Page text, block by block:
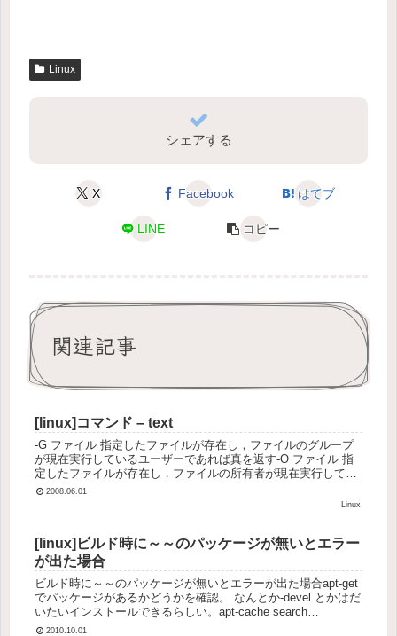
Linux
シェアする
X Facebook はてブ
LINE コピー
関連記事
[linux]コマンド – text
-G ファイル 指定したファイルが存在し，ファイルのグループ
が現在実行しているユーザーであれば真を返す-O ファイル 指
定したファイルが存在し，ファイルの所有者が現在実行してい
るユーザーであれば真を返す-S ファイル 指定したファイルが
2008.06.01
Linux
[linux]ビルド時に～～のパッケージが無いとエラー
が出た場合
ビルド時に～～のパッケージが無いとエラーが出た場合apt-get
でパッケージがあるかどうかを確認。 なんとか-devel とかはだ
いたいインストールできるらしい。apt-cache search
preprogram依存のループprogr...
2010.10.01